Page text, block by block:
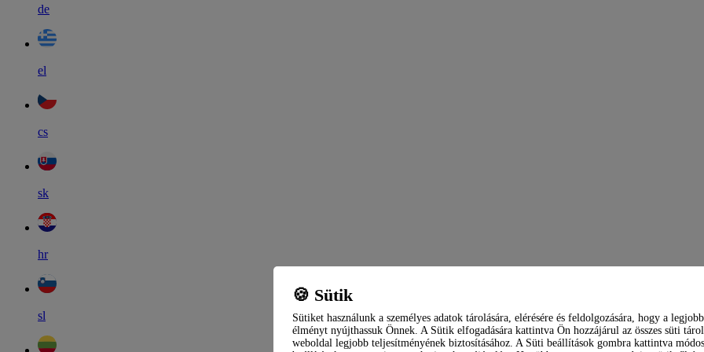
de
el
cs
sk
hr
sl
🍪 Sütik
Sütiket használunk a személyes adatok tárolására, elérésére és feldolgozására, hogy a
élményt nyújthassuk Önnek. A Sütik elfogadására kattintva Ön hozzájárul az összes süti
weboldal legjobb teljesítményének biztosításához. A Süti beállítások gombra kattintva